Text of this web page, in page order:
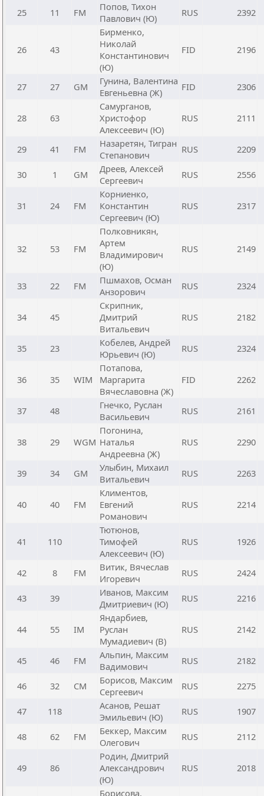
25 11 FM
Попов, Тихон
Павлович (Ю)
RUS 2392
26 43
Бирменко,
Николай
Константинович
(Ю)
FID 2196
27 27 GM
Гунина, Валентина
Евгеньевна (Ж)
FID 2306
28 63
Самурганов,
Христофор
Алексеевич (Ю)
RUS 2111
29 41 FM
Назаретян, Тигран
Степанович
RUS 2209
30 1 GM
Дреев, Алексей
Сергеевич
RUS 2556
31 24 FM
Корниенко,
Константин
Сергеевич (Ю)
RUS 2317
32 53 FM
Полковникян,
Артем
Владимирович
(Ю)
RUS 2149
33 22 FM
Пшмахов, Осман
Анзорович
RUS 2324
34 45
Скрипник,
Дмитрий
Витальевич
RUS 2182
35 23
Кобелев, Андрей
Юрьевич (Ю)
RUS 2324
36 35 WIM
Потапова,
Маргарита
Вячеславовна (Ж)
FID 2262
37 48
Гнечко, Руслан
Васильевич
RUS 2161
38 29 WGM
Погонина,
Наталья
Андреевна (Ж)
RUS 2290
39 34 GM
Улыбин, Михаил
Витальевич
RUS 2263
40 40 FM
Климентов,
Евгений
Романович
RUS 2214
41 110
Тютюнов,
Тимофей
Алексеевич (Ю)
RUS 1926
42 8 FM
Витик, Вячеслав
Игоревич
RUS 2424
43 39
Иванов, Максим
Дмитриевич (Ю)
RUS 2216
44 55 IM
Яндарбиев,
Руслан
Мумадиевич (В)
RUS 2142
45 46 FM
Альпин, Максим
Вадимович
RUS 2182
46 32 CM
Борисов, Максим
Сергеевич
RUS 2275
47 118
Асанов, Решат
Эмильевич (Ю)
RUS 1907
48 62 FM
Беккер, Максим
Олегович
RUS 2112
49 86
Родин, Дмитрий
Александрович
(Ю)
RUS 2018
Борисова,